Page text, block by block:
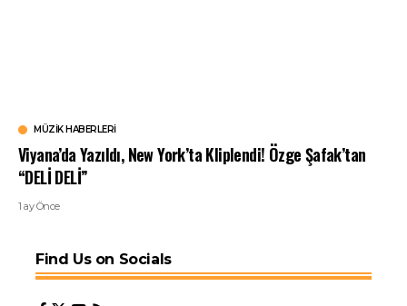
MÜZIK HABERLERI
Viyana’da Yazıldı, New York’ta Kliplendi! Özge Şafak’tan
“DELİ DELİ”
1 ay Önce
Find Us on Socials